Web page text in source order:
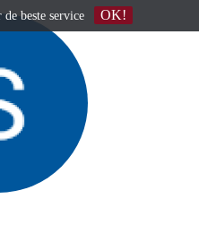
beste service OK!